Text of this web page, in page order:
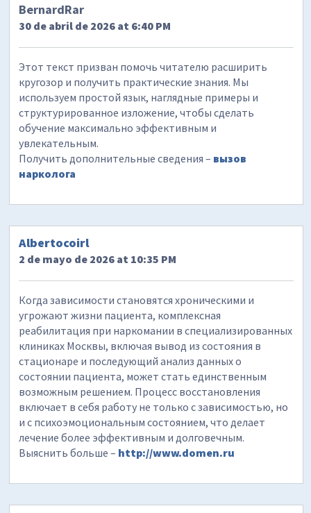
BernardRar
30 de abril de 2026 at 6:40 PM
Этот текст призван помочь читателю расширить
кругозор и получить практические знания. Мы
используем простой язык, наглядные примеры и
структурированное изложение, чтобы сделать
обучение максимально эффективным и
увлекательным.
Получить дополнительные сведения – вызов
нарколога
Albertocoirl
2 de mayo de 2026 at 10:35 PM
Когда зависимости становятся хроническими и
угрожают жизни пациента, комплексная
реабилитация при наркомании в специализированных
клиниках Москвы, включая вывод из состояния в
стационаре и последующий анализ данных о
состоянии пациента, может стать единственным
возможным решением. Процесс восстановления
включает в себя работу не только с зависимостью, но
и с психоэмоциональным состоянием, что делает
лечение более эффективным и долговечным.
Выяснить больше – http://www.domen.ru